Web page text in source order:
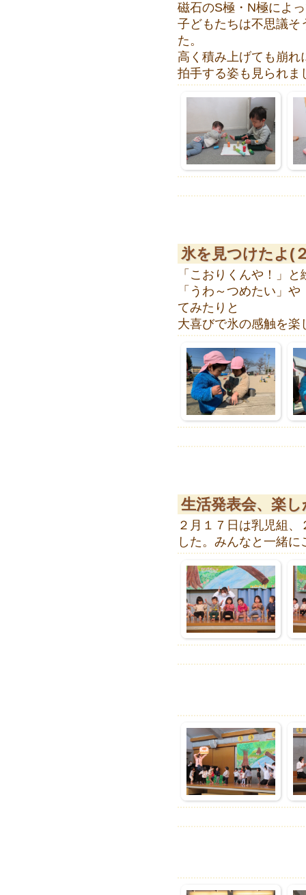
磁石のS極・N極によ
子どもたちは不思議そ
た。
高く積み上げても崩れ
拍手する姿も見られま
氷を見つけたよ(
「こおりくんや！」
「うわ～つめたい」
てみたりと
大喜びで氷の感触を楽
生活発表会、楽
２月１７日は乳児組
した。みんなと一緒